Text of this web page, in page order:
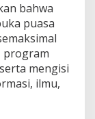
bahwa
puasa
program
mengisi
ilmu,